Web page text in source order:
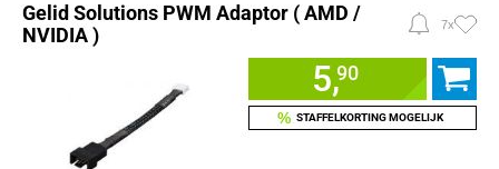
Gelid Solutions PWM Adaptor ( AMD /
NVIDIA )
7x
5,90
% STAFFELKORTING MOGELIJK